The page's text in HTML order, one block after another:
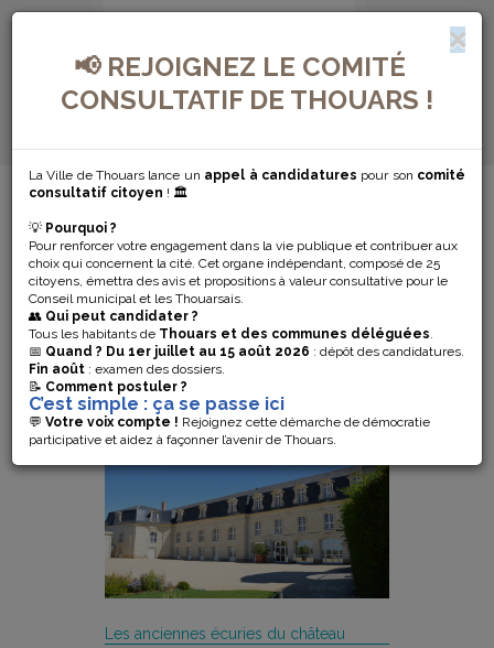
📢 REJOIGNEZ LE COMITÉ
CONSULTATIF DE THOUARS !
La Ville de Thouars lance un appel à candidatures pour son comité
consultatif citoyen ! 🏛️
💡 Pourquoi ?
Pour renforcer votre engagement dans la vie publique et contribuer aux
choix qui concernent la cité. Cet organe indépendant, composé de 25
citoyens, émettra des avis et propositions à valeur consultative pour le
Conseil municipal et les Thouarsais.
👥 Qui peut candidater ?
Tous les habitants de Thouars et des communes déléguées.
📅 Quand ? Du 1er juillet au 15 août 2026 : dépôt des candidatures.
Fin août : examen des dossiers.
📝 Comment postuler ?
C’est simple : ça se passe ici
💬 Votre voix compte ! Rejoignez cette démarche de démocratie
participative et aidez à façonner l’avenir de Thouars.
MENU DE NAVIGATION...
ÉCURIES DU
CHÂTEAU
Les anciennes écuries du château